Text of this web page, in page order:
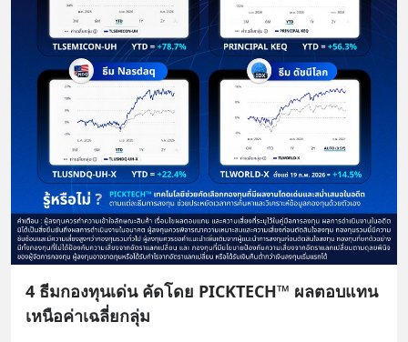
4 ธีมกองทุนเด่น คัดโดย PICKTECH™ ผลตอบแทน
เหนือค่าเฉลี่ยกลุ่ม